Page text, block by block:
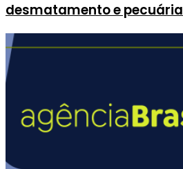
desmatamento e pecuária